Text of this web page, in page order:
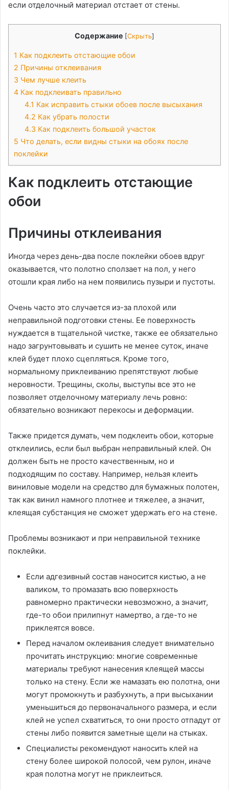
если отделочный материал отстает от стены.
Содержание [Скрыть]
1 Как подклеить отстающие обои
2 Причины отклеивания
3 Чем лучше клеить
4 Как подклеивать правильно
4.1 Как исправить стыки обоев после высыхания
4.2 Как убрать полости
4.3 Как подклеить большой участок
5 Что делать, если видны стыки на обоях после
поклейки
Как подклеить отстающие
обои
Причины отклеивания
Иногда через день-два после поклейки обоев вдруг
оказывается, что полотно сползает на пол, у него
отошли края либо на нем появились пузыри и пустоты.
Очень часто это случается из-за плохой или
неправильной подготовки стены. Ее поверхность
нуждается в тщательной чистке, также ее обязательно
надо загрунтовывать и сушить не менее суток, иначе
клей будет плохо сцепляться. Кроме того,
нормальному приклеиванию препятствуют любые
неровности. Трещины, сколы, выступы все это не
позволяет отделочному материалу лечь ровно:
обязательно возникают перекосы и деформации.
Также придется думать, чем подклеить обои, которые
отклеились, если был выбран неправильный клей. Он
должен быть не просто качественным, но и
подходящим по составу. Например, нельзя клеить
виниловые модели на средство для бумажных полотен,
так как винил намного плотнее и тяжелее, а значит,
клеящая субстанция не сможет удержать его на стене.
Проблемы возникают и при неправильной технике
поклейки.
Если адгезивный состав наносится кистью, а не
валиком, то промазать всю поверхность
равномерно практически невозможно, а значит,
где-то обои прилипнут намертво, а где-то не
приклеятся вовсе.
Перед началом оклеивания следует внимательно
прочитать инструкцию: многие современные
материалы требуют нанесения клеящей массы
только на стену. Если же намазать ею полотна, они
могут промокнуть и разбухнуть, а при высыхании
уменьшиться до первоначального размера, и если
клей не успел схватиться, то они просто отпадут от
стены либо появится заметные щели на стыках.
Специалисты рекомендуют наносить клей на
стену более широкой полосой, чем рулон, иначе
края полотна могут не приклеиться.